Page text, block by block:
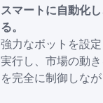
スマートに自動化
る。
強力なボットを設
実行し、市場の動
を完全に制御しなが